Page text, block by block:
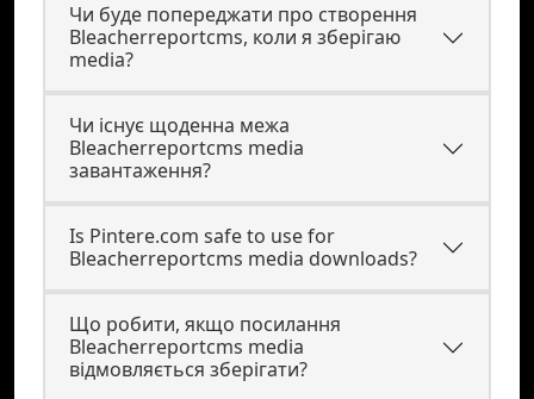
Чи буде попереджати про створення
Bleacherreportcms, коли я зберігаю
media?
Чи існує щоденна межа
Bleacherreportcms media
завантаження?
Is Pintere.com safe to use for
Bleacherreportcms media downloads?
Що робити, якщо посилання
Bleacherreportcms media
відмовляється зберігати?